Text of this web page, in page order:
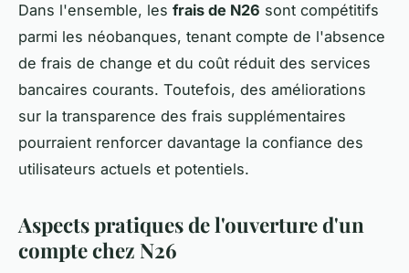
Dans l'ensemble, les frais de N26 sont compétitifs
parmi les néobanques, tenant compte de l'absence
de frais de change et du coût réduit des services
bancaires courants. Toutefois, des améliorations
sur la transparence des frais supplémentaires
pourraient renforcer davantage la confiance des
utilisateurs actuels et potentiels.
Aspects pratiques de l'ouverture d'un
compte chez N26